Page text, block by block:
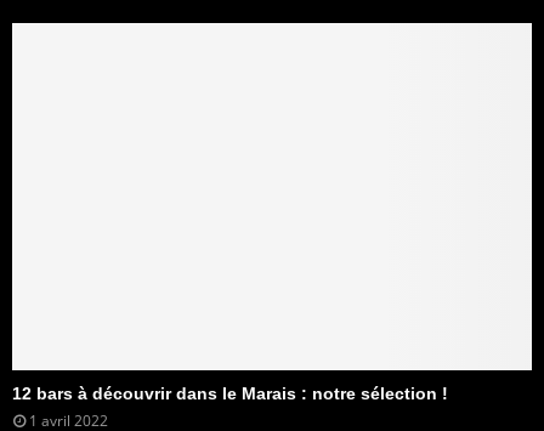
12 bars à découvrir dans le Marais : notre sélection !
1 avril 2022